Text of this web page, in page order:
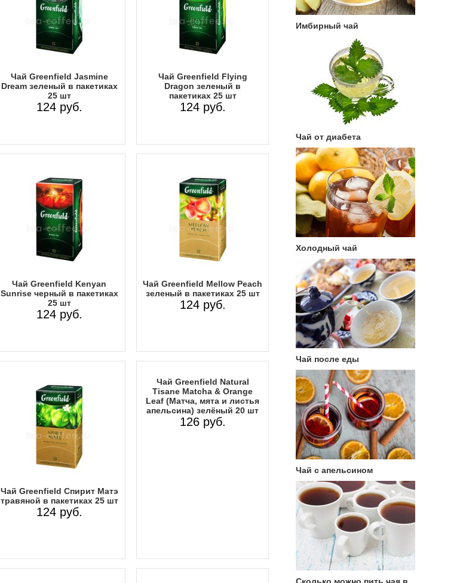
Чай Greenfield Jasmine
Dream зеленый в пакетиках
25 шт
124 руб.
Чай Greenfield Flying
Dragon зеленый в
пакетиках 25 шт
124 руб.
Чай Greenfield Kenyan
Sunrise черный в пакетиках
25 шт
124 руб.
Чай Greenfield Mellow Peach
зеленый в пакетиках 25 шт
124 руб.
Чай Greenfield Спирит Матэ
травяной в пакетиках 25 шт
124 руб.
Чай Greenfield Natural
Tisane Matcha & Orange
Leaf (Матча, мята и листья
апельсина) зелёный 20 шт
126 руб.
Имбирный чай
Чай от диабета
Холодный чай
Чай после еды
Чай с апельсином